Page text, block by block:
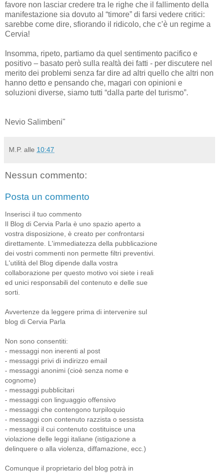
favore non lasciar credere tra le righe che il fallimento della
manifestazione sia dovuto al “timore” di farsi vedere critici:
sarebbe come dire, sfiorando il ridicolo, che c’è un regime a
Cervia!
Insomma, ripeto, partiamo da quel sentimento pacifico e
positivo – basato però sulla realtà dei fatti - per discutere nel
merito dei problemi senza far dire ad altri quello che altri non
hanno detto e pensando che, magari con opinioni e
soluzioni diverse, siamo tutti “dalla parte del turismo”.
Nevio Salimbeni"
M.P. alle 10:47
Nessun commento:
Posta un commento
Inserisci il tuo commento
Il Blog di Cervia Parla è uno spazio aperto a
vostra disposizione, è creato per confrontarsi
direttamente. L'immediatezza della pubblicazione
dei vostri commenti non permette filtri preventivi.
L'utilità del Blog dipende dalla vostra
collaborazione per questo motivo voi siete i reali
ed unici responsabili del contenuto e delle sue
sorti.
Avvertenze da leggere prima di intervenire sul
blog di Cervia Parla
Non sono consentiti:
- messaggi non inerenti al post
- messaggi privi di indirizzo email
- messaggi anonimi (cioè senza nome e
cognome)
- messaggi pubblicitari
- messaggi con linguaggio offensivo
- messaggi che contengono turpiloquio
- messaggi con contenuto razzista o sessista
- messaggi il cui contenuto costituisce una
violazione delle leggi italiane (istigazione a
delinquere o alla violenza, diffamazione, ecc.)
Comunque il proprietario del blog potrà in